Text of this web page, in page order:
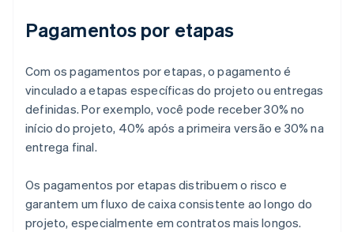
Pagamentos por etapas
Com os pagamentos por etapas, o pagamento é
vinculado a etapas específicas do projeto ou entregas
definidas. Por exemplo, você pode receber 30% no
início do projeto, 40% após a primeira versão e 30% na
entrega final.
Os pagamentos por etapas distribuem o risco e
garantem um fluxo de caixa consistente ao longo do
projeto, especialmente em contratos mais longos.